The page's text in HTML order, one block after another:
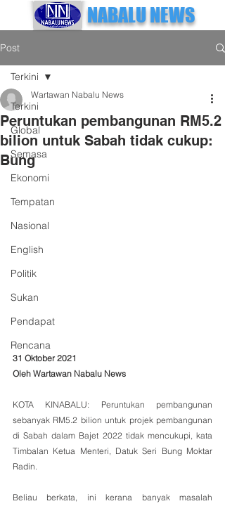
NABALU NEWS
Post
Terkini
Global
Semasa
Ekonomi
Tempatan
Nasional
English
Politik
Sukan
Pendapat
Rencana
Terkini
Peruntukan pembangunan RM5.2
bilion untuk Sabah tidak cukup:
Bung
Wartawan Nabalu News
31 Oktober 2021
Oleh Wartawan Nabalu News
KOTA KINABALU: Peruntukan pembangunan
sebanyak RM5.2 bilion untuk projek pembangunan
di Sabah dalam Bajet 2022 tidak mencukupi, kata
Timbalan Ketua Menteri, Datuk Seri Bung Moktar
Radin.
Beliau berkata, ini kerana banyak masalah